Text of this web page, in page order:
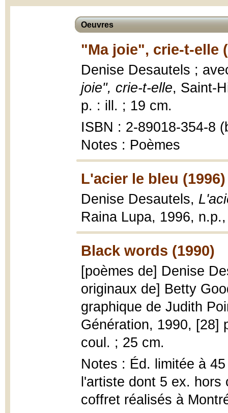
Oeuvres
"Ma joie", crie-t-elle
Denise Desautels ;
joie", crie-t-elle, Saint-
p. : ill. ; 19 cm.
ISBN : 2-89018-354-8
Notes : Poèmes
L'acier le bleu (1996)
Denise Desautels,
Raina Lupa, 1996,
Black words (1990)
[poèmes de] Denise
originaux de] Betty
graphique de Judith
Génération, 1990, [28]
coul. ; 25 cm.
Notes : Éd. limitée à
l'artiste dont 5 ex.
coffret réalisés à